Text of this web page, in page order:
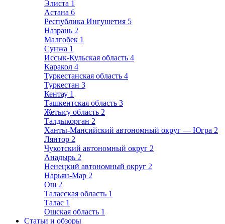
Элиста 1
Астана 6
Республика Ингушетия 5
Назрань 2
Малгобек 1
Сунжа 1
Иссык-Кульская область 4
Каракол 4
Туркестанская область 4
Туркестан 3
Кентау 1
Ташкентская область 3
Жетысу область 2
Талдыкорган 2
Ханты-Мансийский автономный округ — Югра 2
Лянтор 2
Чукотский автономный округ 2
Анадырь 2
Ненецкий автономный округ 2
Нарьян-Мар 2
Ош 2
Таласская область 1
Талас 1
Ошская область 1
Статьи и обзоры